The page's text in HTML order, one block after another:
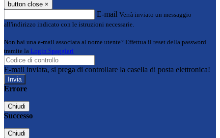
button close ×
E-mail Verrà inviato un messaggio
all'indirizzo indicato con le istruzioni necessarie.
Non hai una e-mail associata al nome utente? Effettua il reset della password
tramite la Login Spaggiari
E-mail inviata, si prega di controllare la casella di posta elettronica!
Errore
Chiudi
Successo
Chiudi